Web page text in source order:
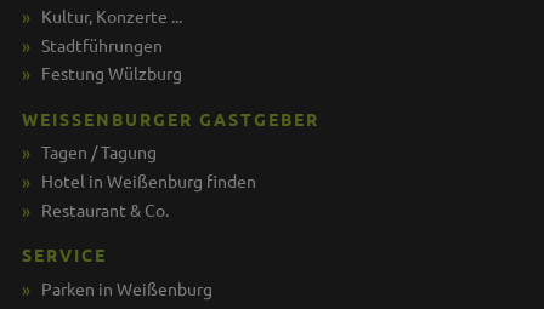
Kultur, Konzerte ...
Stadtführungen
Festung Wülzburg
WEISSENBURGER GASTGEBER
Tagen / Tagung
Hotel in Weißenburg finden
Restaurant & Co.
SERVICE
Parken in Weißenburg